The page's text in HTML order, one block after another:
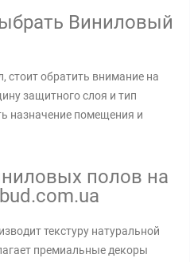
Виниловый
стоит обратить внимание на
защитного слоя и тип
назначение помещения и
полов на
текстуру натуральной
премиальные декоры